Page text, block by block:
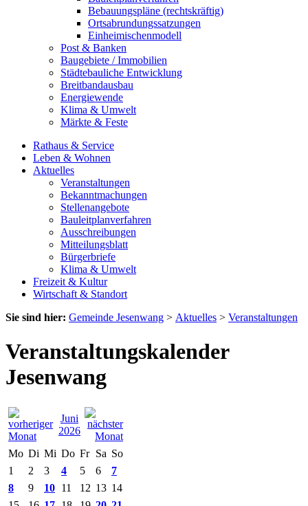
Bebauungspläne (rechtskräftig)
Ortsabrundungssatzungen
Einheimischenmodell
Post & Banken
Baugebiete / Immobilien
Städtebauliche Entwicklung
Breitbandausbau
Energiewende
Klima & Umwelt
Märkte & Feste
Rathaus & Service
Leben & Wohnen
Aktuelles
Veranstaltungen
Bekanntmachungen
Stellenangebote
Bauleitplanverfahren
Ausschreibungen
Mitteilungsblatt
Bürgerbriefe
Klima & Umwelt
Freizeit & Kultur
Wirtschaft & Standort
Sie sind hier: Gemeinde Jesenwang > Aktuelles > Veranstaltungen
Veranstaltungskalender
Jesenwang
Juni
2026
Mo Di Mi Do Fr Sa So
1
2 3 4 5 6
7
8
9 10 11 12 13 14